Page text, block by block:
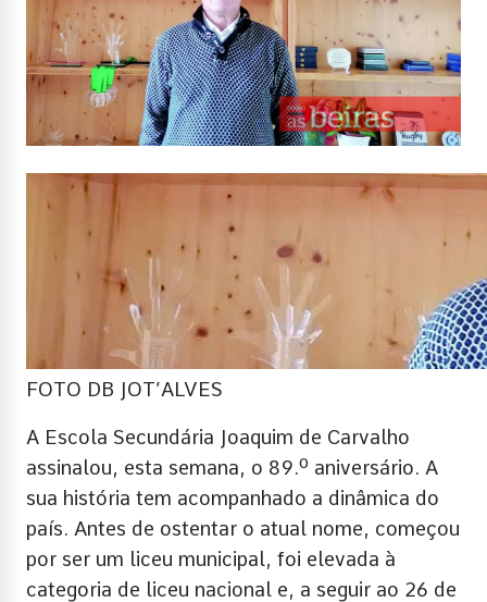
FOTO DB JOT’ALVES
A Escola Secundária Joaquim de Carvalho
assinalou, esta semana, o 89.º aniversário. A
sua história tem acompanhado a dinâmica do
país. Antes de ostentar o atual nome, começou
por ser um liceu municipal, foi elevada à
categoria de liceu nacional e, a seguir ao 26 de